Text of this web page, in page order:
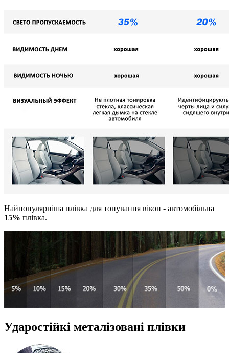
Найпопулярніша плівка для тонування вікон - автомобільна
15% плівка.
Ударостійкі металізовані плівки